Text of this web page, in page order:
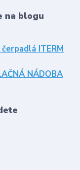
na blogu
ITERM
NÁDOBA